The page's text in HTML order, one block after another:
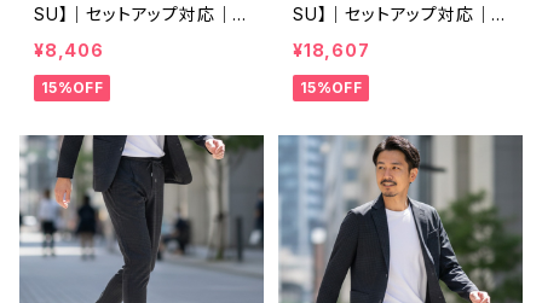
SU】｜セットアップ対応｜
ナチュラルスリム ストレッチ
パンツ｜軽量・高伸縮・洗練
シルエット｜メンズ カジュ
ンボーン｜スカイグレー
¥8,406
15%OFF
SU】｜セットアップ対応｜
ナチュラルスリム ストレッチ
ジャケット｜軽量・高伸縮・
洗練シルエット｜メンズ カ
ヘリンボーン｜スカイグレ
ー
¥18,607
15%OFF